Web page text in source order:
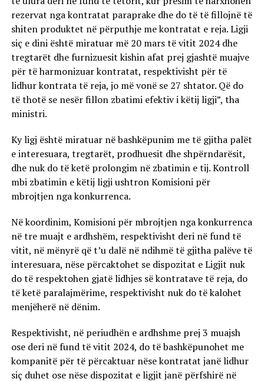
rezervat nga kontratat paraprake dhe do të të fillojnë të
shiten produktet në përputhje me kontratat e reja. Ligji
siç e dini është miratuar më 20 mars të vitit 2024 dhe
tregtarët dhe furnizuesit kishin afat prej gjashtë muajve
për të harmonizuar kontratat, respektivisht për të
lidhur kontrata të reja, jo më vonë se 27 shtator. Që do
të thotë se nesër fillon zbatimi efektiv i këtij ligji”, tha
ministri.
Ky ligj është miratuar në bashkëpunim me të gjitha palët
e interesuara, tregtarët, prodhuesit dhe shpërndarësit,
dhe nuk do të ketë prolongim në zbatimin e tij. Kontroll
mbi zbatimin e këtij ligji ushtron Komisioni për
mbrojtjen nga konkurrenca.
Në koordinim, Komisioni për mbrojtjen nga konkurrenca
në tre muajt e ardhshëm, respektivisht deri në fund të
vitit, në mënyrë që t’u dalë në ndihmë të gjitha palëve të
interesuara, nëse përcaktohet se dispozitat e Ligjit nuk
do të respektohen gjatë lidhjes së kontratave të reja, do
të ketë paralajmërime, respektivisht nuk do të kalohet
menjëherë në dënim.
Respektivisht, në periudhën e ardhshme prej 3 muajsh
ose deri në fund të vitit 2024, do të bashkëpunohet me
kompanitë për të përcaktuar nëse kontratat janë lidhur
siç duhet ose nëse dispozitat e ligjit janë përfshirë në